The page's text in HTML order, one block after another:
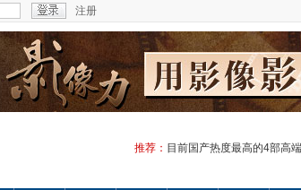
注册
推荐： 目前国产热度最高的4部高